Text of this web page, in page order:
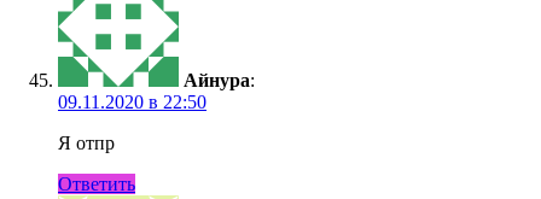
Айнура:
09.11.2020 в 22:50
Я отпр
Ответить